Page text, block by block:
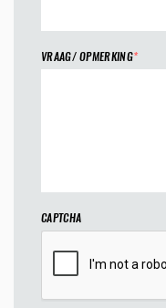
VRAAG/ OPMERKING*
CAPTCHA